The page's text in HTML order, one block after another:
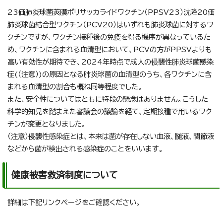
23価肺炎球菌莢膜ポリサッカライドワクチン（PPSV23）沈降20価
肺炎球菌結合型ワクチン（PCV20）はいずれも肺炎球菌に対するワ
クチンですが、ワクチン接種後の免疫を得る機序が異なっているた
め、ワクチンに含まれる血清型において、PCVの方がPPSVよりも
高い有効性が期待でき、2024年時点で成人の侵襲性肺炎球菌感染
症(（注意）)の原因となる肺炎球菌の血清型のうち、各ワクチンに含
まれる血清型の割合も概ね同等程度でした。
また、安全性についてはともに特段の懸念はありません。こうした
科学的知見を踏まえた審議会の議論を経て、定期接種で用いるワク
チンが変更となりました。
（注意）侵襲性感染症とは、本来は菌が存在しない血液、髄液、関節液
などから菌が検出される感染症のことをいいます。
健康被害救済制度について
詳細は下記リンクページをご確認ください。